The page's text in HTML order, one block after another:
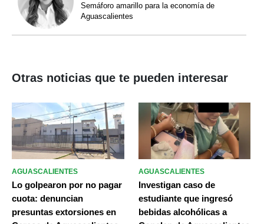
Semáforo amarillo para la economía de
Aguascalientes
Otras noticias que te pueden interesar
AGUASCALIENTES
Lo golpearon por no pagar
cuota: denuncian
presuntas extorsiones en
AGUASCALIENTES
Investigan caso de
estudiante que ingresó
bebidas alcohólicas a